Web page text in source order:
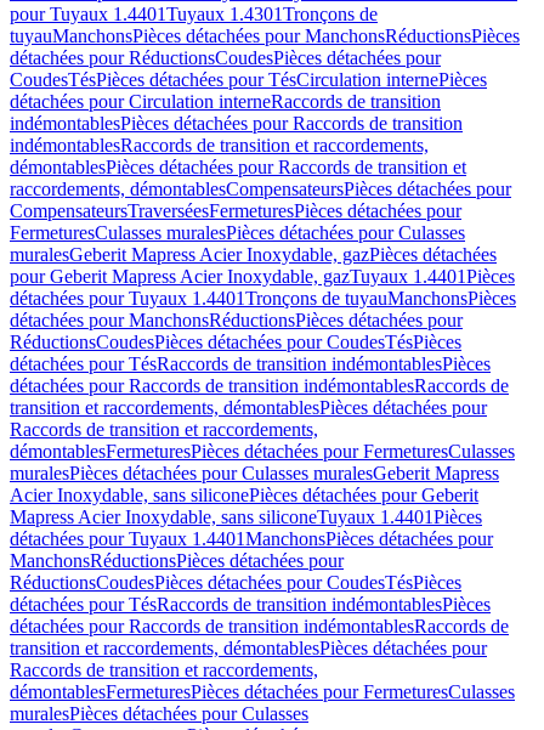
pour Tuyaux 1.4401Tuyaux 1.4301Tronçons de
tuyauManchonsPièces détachées pour ManchonsRéductionsPièces
détachées pour RéductionsCoudesPièces détachées pour
CoudesTésPièces détachées pour TésCirculation internePièces
détachées pour Circulation interneRaccords de transition
indémontablesPièces détachées pour Raccords de transition
indémontablesRaccords de transition et raccordements,
démontablesPièces détachées pour Raccords de transition et
raccordements, démontablesCompensateursPièces détachées pour
CompensateursTraverséesFermeturesPièces détachées pour
FermeturesCulasses muralesPièces détachées pour Culasses
muralesGeberit Mapress Acier Inoxydable, gazPièces détachées
pour Geberit Mapress Acier Inoxydable, gazTuyaux 1.4401Pièces
détachées pour Tuyaux 1.4401Tronçons de tuyauManchonsPièces
détachées pour ManchonsRéductionsPièces détachées pour
RéductionsCoudesPièces détachées pour CoudesTésPièces
détachées pour TésRaccords de transition indémontablesPièces
détachées pour Raccords de transition indémontablesRaccords de
transition et raccordements, démontablesPièces détachées pour
Raccords de transition et raccordements,
démontablesFermeturesPièces détachées pour FermeturesCulasses
muralesPièces détachées pour Culasses muralesGeberit Mapress
Acier Inoxydable, sans siliconePièces détachées pour Geberit
Mapress Acier Inoxydable, sans siliconeTuyaux 1.4401Pièces
détachées pour Tuyaux 1.4401ManchonsPièces détachées pour
ManchonsRéductionsPièces détachées pour
RéductionsCoudesPièces détachées pour CoudesTésPièces
détachées pour TésRaccords de transition indémontablesPièces
détachées pour Raccords de transition indémontablesRaccords de
transition et raccordements, démontablesPièces détachées pour
Raccords de transition et raccordements,
démontablesFermeturesPièces détachées pour FermeturesCulasses
muralesPièces détachées pour Culasses